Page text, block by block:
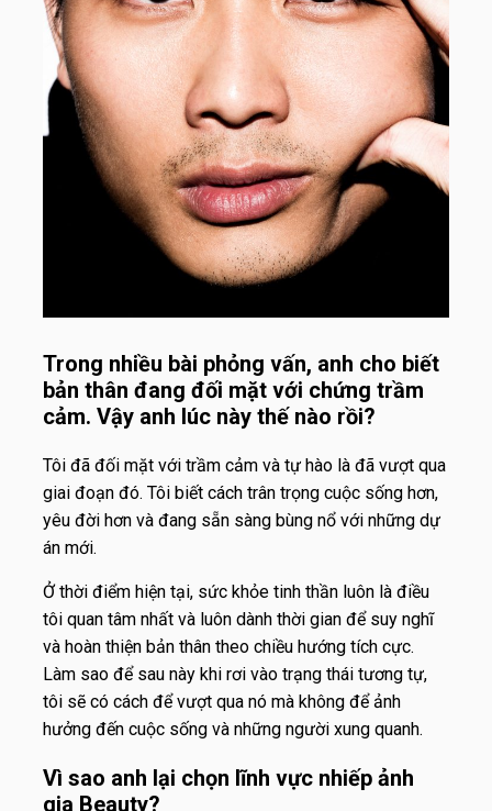
Trong nhiều bài phỏng vấn, anh cho biết
bản thân đang đối mặt với chứng trầm
cảm. Vậy anh lúc này thế nào rồi?
Tôi đã đối mặt với trầm cảm và tự hào là đã vượt qua
giai đoạn đó. Tôi biết cách trân trọng cuộc sống hơn,
yêu đời hơn và đang sẵn sàng bùng nổ với những dự
án mới.
Ở thời điểm hiện tại, sức khỏe tinh thần luôn là điều
tôi quan tâm nhất và luôn dành thời gian để suy nghĩ
và hoàn thiện bản thân theo chiều hướng tích cực.
Làm sao để sau này khi rơi vào trạng thái tương tự,
tôi sẽ có cách để vượt qua nó mà không để ảnh
hưởng đến cuộc sống và những người xung quanh.
Vì sao anh lại chọn lĩnh vực nhiếp ảnh
gia Beauty?